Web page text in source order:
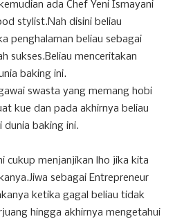
ada Chef Yeni Ismayani
stylist.Nah disini beliau
penghalaman beliau sebagai
sukses.Beliau menceritakan
baking ini.
swasta yang memang hobi
kue dan pada akhirnya beliau
dunia baking ini.
cukup menjanjikan lho jika kita
sebagai Entrepreneur
ketika gagal beliau tidak
hingga akhirnya mengetahui